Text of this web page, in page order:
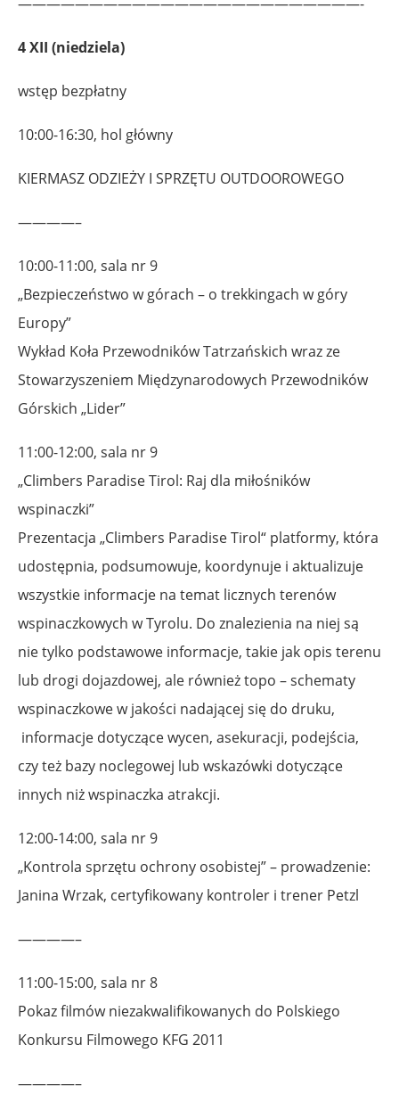
4 XII (niedziela)
wstęp bezpłatny
10:00-16:30, hol główny
KIERMASZ ODZIEŻY I SPRZĘTU OUTDOOROWEGO
————–
10:00-11:00, sala nr 9
„Bezpieczeństwo w górach – o trekkingach w góry
Europy”
Wykład Koła Przewodników Tatrzańskich wraz ze
Stowarzyszeniem Międzynarodowych Przewodników
Górskich „Lider”
11:00-12:00, sala nr 9
„Climbers Paradise Tirol: Raj dla miłośników
wspinaczki”
Prezentacja „Climbers Paradise Tirol“ platformy, która
udostępnia, podsumowuje, koordynuje i aktualizuje
wszystkie informacje na temat licznych terenów
wspinaczkowych w Tyrolu. Do znalezienia na niej są
nie tylko podstawowe informacje, takie jak opis terenu
lub drogi dojazdowej, ale również topo – schematy
wspinaczkowe w jakości nadającej się do druku,
informacje dotyczące wycen, asekuracji, podejścia,
czy też bazy noclegowej lub wskazówki dotyczące
innych niż wspinaczka atrakcji.
12:00-14:00, sala nr 9
„Kontrola sprzętu ochrony osobistej” – prowadzenie:
Janina Wrzak, certyfikowany kontroler i trener Petzl
————–
11:00-15:00, sala nr 8
Pokaz filmów niezakwalifikowanych do Polskiego
Konkursu Filmowego KFG 2011
————–